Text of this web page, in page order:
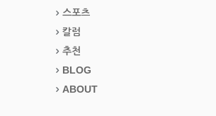
스포츠
칼럼
추천
BLOG
ABOUT